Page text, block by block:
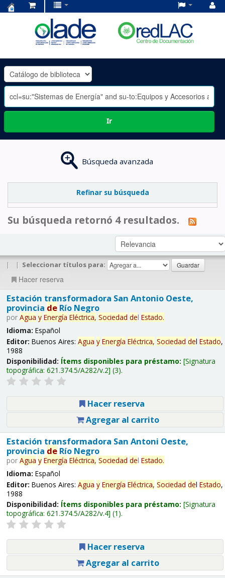
OLADE
-
Ir
Búsqueda avanzada
Refinar su búsqueda
Su búsqueda retornó 4 resultados.
| | Seleccionar títulos para:
Hacer reserva
Estación transformadora San Antonio Oeste,
provincia deRío Negro
por Agua y Energía Eléctrica, Sociedad del Estado.
Idioma: Español
Editor: Buenos Aires: Agua y Energía Eléctrica, Sociedad del Estado,
1988
Disponibilidad: Ítems disponibles para préstamo: Signatura
topográfica: 621.374.5/A282/v.2 (3).
Hacer reserva
Agregar al carrito
Estación transformadora San Antoni Oeste,
provincia deRío Negro
por Agua y Energía Eléctrica, Sociedad del Estado.
Idioma: Español
Editor: Buenos Aires: Agua y Energía Eléctrica, Sociedad del Estado,
1988
Disponibilidad: Ítems disponibles para préstamo: Signatura
topográfica: 621.374.5/A282/v.4 (1).
Hacer reserva
Agregar al carrito